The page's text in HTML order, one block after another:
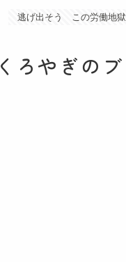
逃げ出そう この労働地獄
くろやぎの